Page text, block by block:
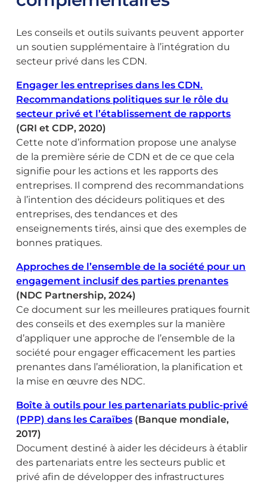
Les conseils et outils suivants peuvent apporter
un soutien supplémentaire à l’intégration du
secteur privé dans les CDN.
Engager les entreprises dans les CDN.
Recommandations politiques sur le rôle du
secteur privé et l’établissement de rapports
(GRI et CDP, 2020)
Cette note d’information propose une analyse
de la première série de CDN et de ce que cela
signifie pour les actions et les rapports des
entreprises. Il comprend des recommandations
à l’intention des décideurs politiques et des
entreprises, des tendances et des
enseignements tirés, ainsi que des exemples de
bonnes pratiques.
Approches de l’ensemble de la société pour un
engagement inclusif des parties prenantes
(NDC Partnership, 2024)
Ce document sur les meilleures pratiques fournit
des conseils et des exemples sur la manière
d’appliquer une approche de l’ensemble de la
société pour engager efficacement les parties
prenantes dans l’amélioration, la planification et
la mise en œuvre des NDC.
Boîte à outils pour les partenariats public-privé
(PPP) dans les Caraïbes (Banque mondiale,
2017)
Document destiné à aider les décideurs à établir
des partenariats entre les secteurs public et
privé afin de développer des infrastructures